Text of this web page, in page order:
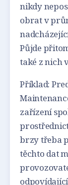
nikdy
obrat v
Půjde
také z nich
Příklad:
zařízení
brzy třeba
těchto dat